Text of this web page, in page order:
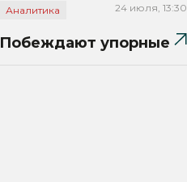
Аналитика 24 июля, 13:30
Побеждают упорные